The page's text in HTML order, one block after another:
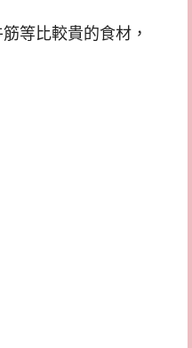
等比較貴的食材，